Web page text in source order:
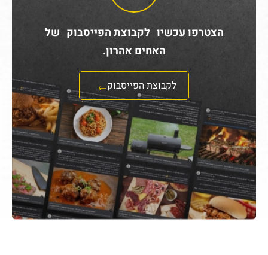
הצטרפו עכשיו לקבוצת הפייסבוק של
האחים אהרון.
לקבוצת הפייסבוק